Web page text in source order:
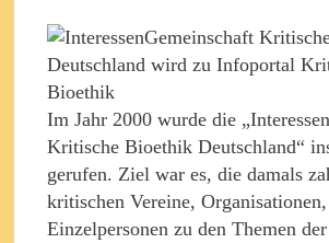
Im Jahr 2000 wurde die
Kritische Bioethik Deutschland“
gerufen. Ziel war es, die damals
kritischen Vereine,
Einzelpersonen zu den Themen